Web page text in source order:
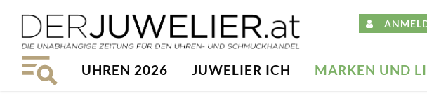
UHREN 2026 JUWELIER ICH MARKEN UND